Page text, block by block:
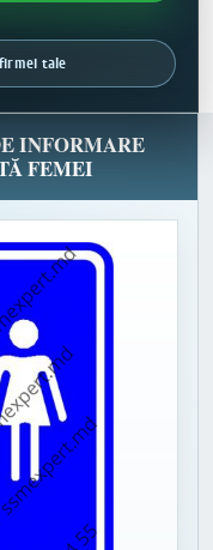
tale
INFORMARE
FEMEI